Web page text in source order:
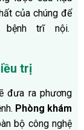
của chúng để
trĩ nội.
trị
đưa ra phương
Phòng khám
bộ công nghệ